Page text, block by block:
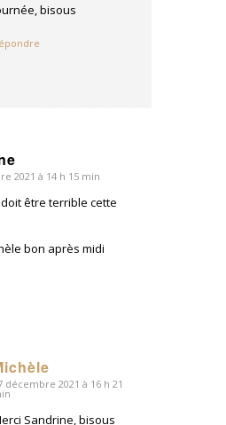
bisous
2021 à 14 h 15 min
être terrible cette
bon après midi
ditdécembre 2021 à 16 h 21
Sandrine, bisous